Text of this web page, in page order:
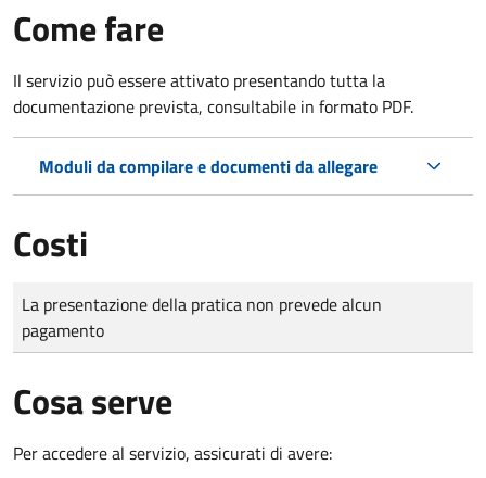
Come fare
Il servizio può essere attivato presentando tutta la
documentazione prevista, consultabile in formato PDF.
Moduli da compilare e documenti da allegare
Costi
Tipo di pagamento
Importo
La presentazione della pratica non prevede alcun
pagamento
Cosa serve
Per accedere al servizio, assicurati di avere: